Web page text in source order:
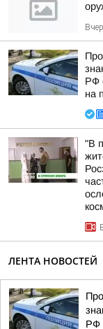
РФ
на
"В
ЛЕНТА НОВОСТЕЙ
РФ